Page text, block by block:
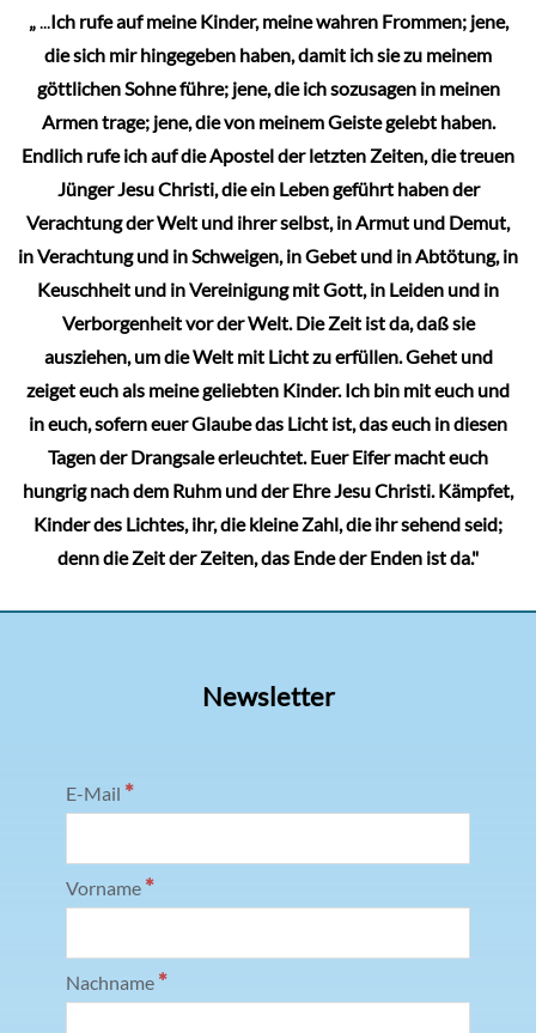
„... Ich rufe auf meine Kinder, meine wahren Frommen; jene,
die sich mir hingegeben haben, damit ich sie zu meinem
göttlichen Sohne führe; jene, die ich sozusagen in meinen
Armen trage; jene, die von meinem Geiste gelebt haben.
Endlich rufe ich auf die Apostel der letzten Zeiten, die treuen
Jünger Jesu Christi, die ein Leben geführt haben der
Verachtung der Welt und ihrer selbst, in Armut und Demut,
in Verachtung und in Schweigen, in Gebet und in Abtötung, in
Keuschheit und in Vereinigung mit Gott, in Leiden und in
Verborgenheit vor der Welt. Die Zeit ist da, daß sie
ausziehen, um die Welt mit Licht zu erfüllen. Gehet und
zeiget euch als meine geliebten Kinder. Ich bin mit euch und
in euch, sofern euer Glaube das Licht ist, das euch in diesen
Tagen der Drangsale erleuchtet. Euer Eifer macht euch
hungrig nach dem Ruhm und der Ehre Jesu Christi. Kämpfet,
Kinder des Lichtes, ihr, die kleine Zahl, die ihr sehend seid;
denn die Zeit der Zeiten, das Ende der Enden ist da."
Newsletter
E-Mail *
Vorname *
Nachname *